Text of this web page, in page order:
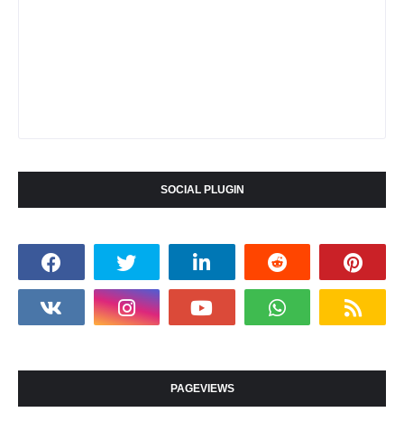
SOCIAL PLUGIN
PAGEVIEWS